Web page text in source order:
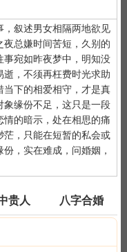
，叙述男女相隔两地欲见
总嫌时间苦短，久别的
事宛如昨夜梦中，明知没
，不须再枉费时光求助
当下的相爱相守，才是真
象缘份不足，这只是一段
的暗示，处在相思的痛
茫，只能在短暂的私会或
，实在难成，问婚姻，
贵人 八字合婚
灵，否则掷到笑杯的机率
一点前或者后，晚上十
的信息也最准确；房事后
不稳。